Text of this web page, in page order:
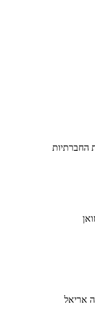
החברתיות
אריאל